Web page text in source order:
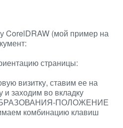
CorelDRAW (мой пример на
страницы:
визитку, ставим ее на
и заходим во вкладку
ПОЛОЖЕНИЕ
комбинацию клавиш